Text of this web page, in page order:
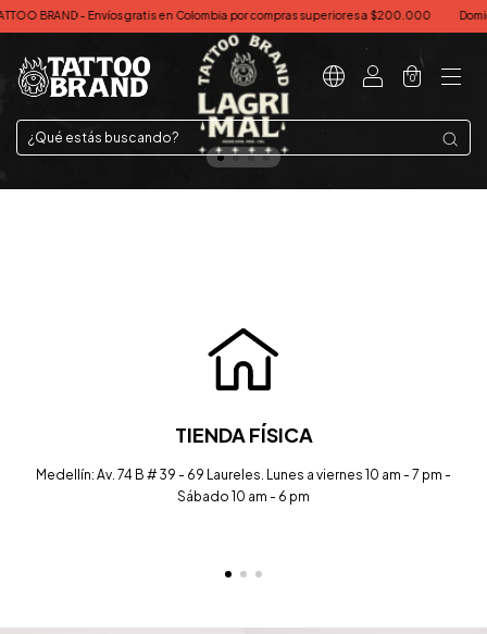
gratis en Colombia por compras superiores a $200.000 Domicilios en Medellín y
0
TIENDA FÍSICA
Medellín: Av. 74 B # 39 - 69 Laureles. Lunes a viernes 10 am - 7 pm -
Sábado 10 am - 6 pm